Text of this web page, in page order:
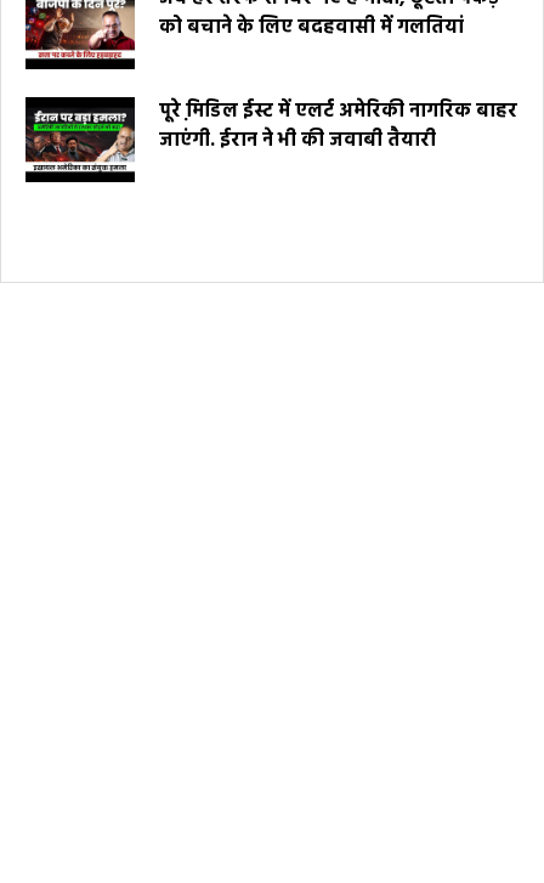
को बचाने के लिए बदहवासी में गलतियां
पूरे मि़डिल ईस्ट में एलर्ट अमेरिकी नागरिक बाहर
जाएंगी. ईरान ने भी की जवाबी तैयारी